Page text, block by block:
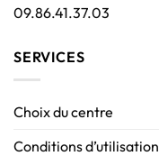
09.86.41.37.03
SERVICES
Choix du centre
Conditions d’utilisation